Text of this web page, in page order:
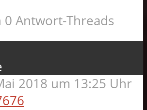
0 Antwort-Threads
2018 um 13:25 Uhr